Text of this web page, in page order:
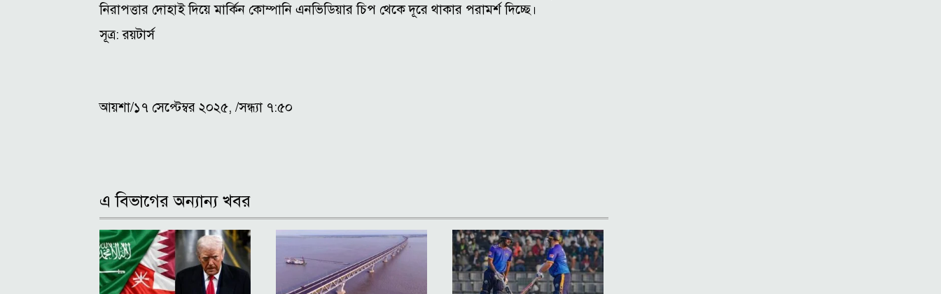
নিরাপত্তার দোহাই দিয়ে মার্কিন কোম্পানি এনভিডিয়ার চিপ থেকে দূরে থাকার পরামর্শ দিচ্ছে।
সূত্র: রয়টার্স
আয়শা/১৭ সেপ্টেম্বর ২০২৫, /সন্ধ্যা ৭:৫০
এ বিভাগের অন্যান্য খবর